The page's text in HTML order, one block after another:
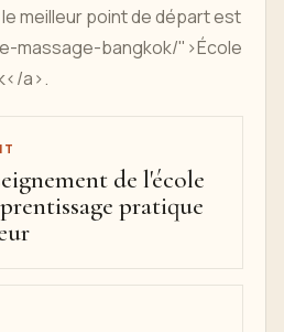
meilleur point de départ est
massage-bangkok/">École
a>.
de l'école
pratique